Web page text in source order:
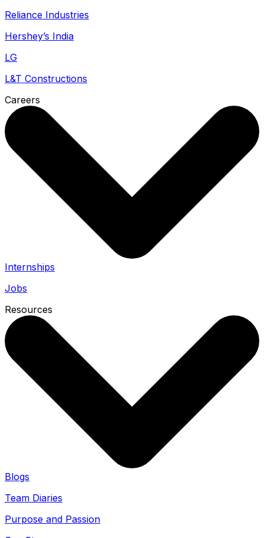
Reliance Industries
Hershey’s India
LG
L&T Constructions
Careers
Internships
Jobs
Resources
Blogs
Team Diaries
Purpose and Passion